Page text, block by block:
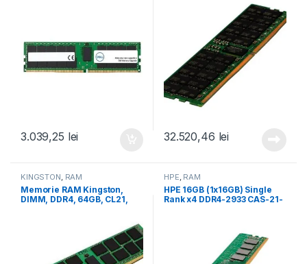
3.039,25 lei 32.520,46 lei
KINGSTON, RAM
Memorie RAM Kingston,
DIMM, DDR4, 64GB, CL21,
HPE, RAM
HPE 16GB (1x16GB) Single
Rank x4 DDR4-2933 CAS-21-